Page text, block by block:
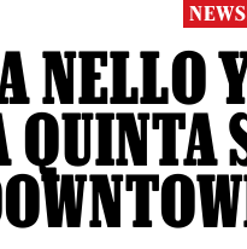
NEWS
NELLO
QUINTA